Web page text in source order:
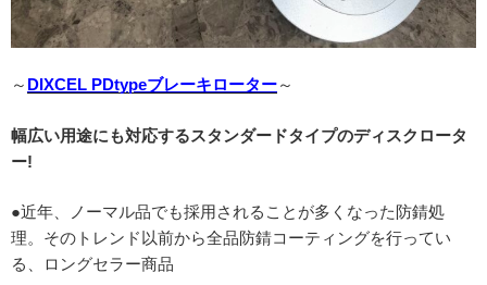
～ DIXCEL PDtypeブレーキローター～
幅広い用途にも対応するスタンダードタイプのディスクロータ
ー!
●近年、ノーマル品でも採用されることが多くなった防錆処
理。そのトレンド以前から全品防錆コーティングを行ってい
る、ロングセラー商品